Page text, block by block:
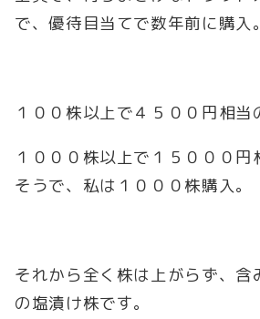
で、優待目当てで数年前に購入。
１００株以上で４５００円相当
１０００株以上で１５０００円
そうで、私は１０００株購入。
それから全く株は上がらず、含
の塩漬け株です。